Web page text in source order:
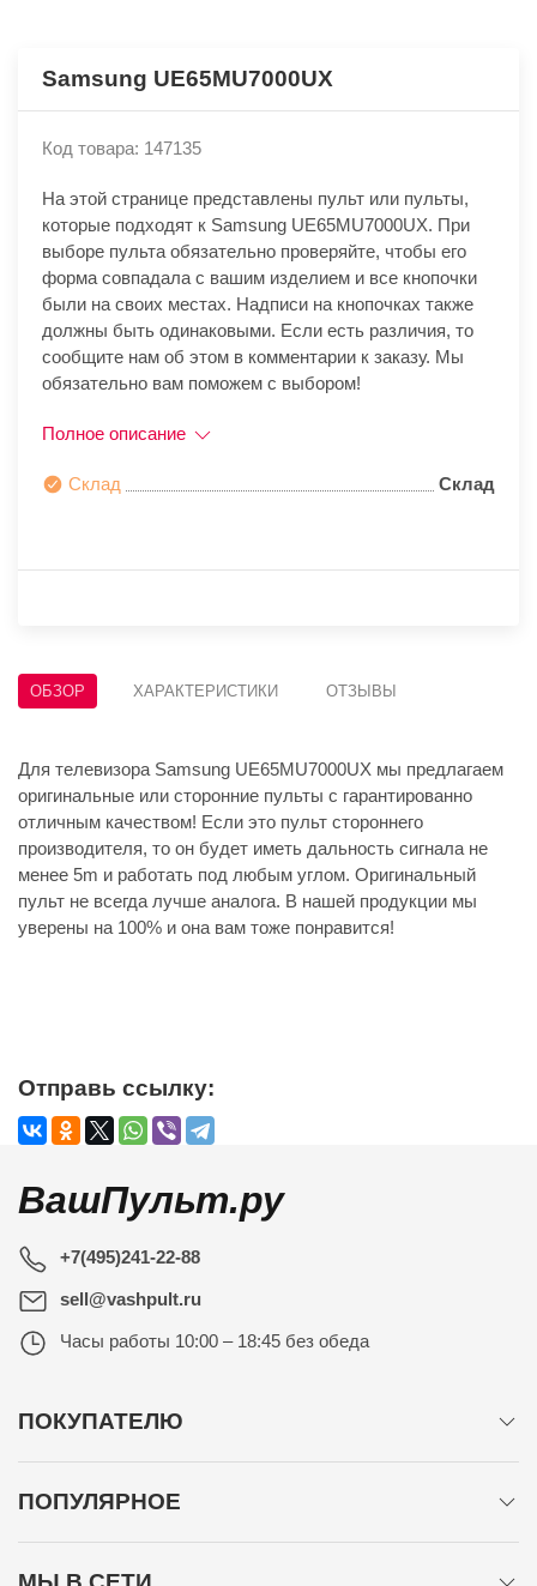
Samsung UE65MU7000UX
Код товара: 147135
На этой странице представлены пульт или пульты,
которые подходят к Samsung UE65MU7000UX. При
выборе пульта обязательно проверяйте, чтобы его
форма совпадала с вашим изделием и все кнопочки
были на своих местах. Надписи на кнопочках также
должны быть одинаковыми. Если есть различия, то
сообщите нам об этом в комментарии к заказу. Мы
обязательно вам поможем с выбором!
Полное описание
Склад Склад
ОБЗОР ХАРАКТЕРИСТИКИ ОТЗЫВЫ
Для телевизора Samsung UE65MU7000UX мы предлагаем
оригинальные или сторонние пульты с гарантированно
отличным качеством! Если это пульт стороннего
производителя, то он будет иметь дальность сигнала не
менее 5m и работать под любым углом. Оригинальный
пульт не всегда лучше аналога. В нашей продукции мы
уверены на 100% и она вам тоже понравится!
Отправь ссылку:
ВашПульт.ру
+7(495)241-22-88
sell@vashpult.ru
Часы работы 10:00 – 18:45 без обеда
ПОКУПАТЕЛЮ
ПОПУЛЯРНОЕ